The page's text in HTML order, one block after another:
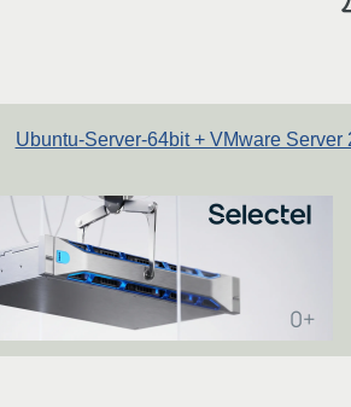
Ubuntu-Server-64bit + VMware Server